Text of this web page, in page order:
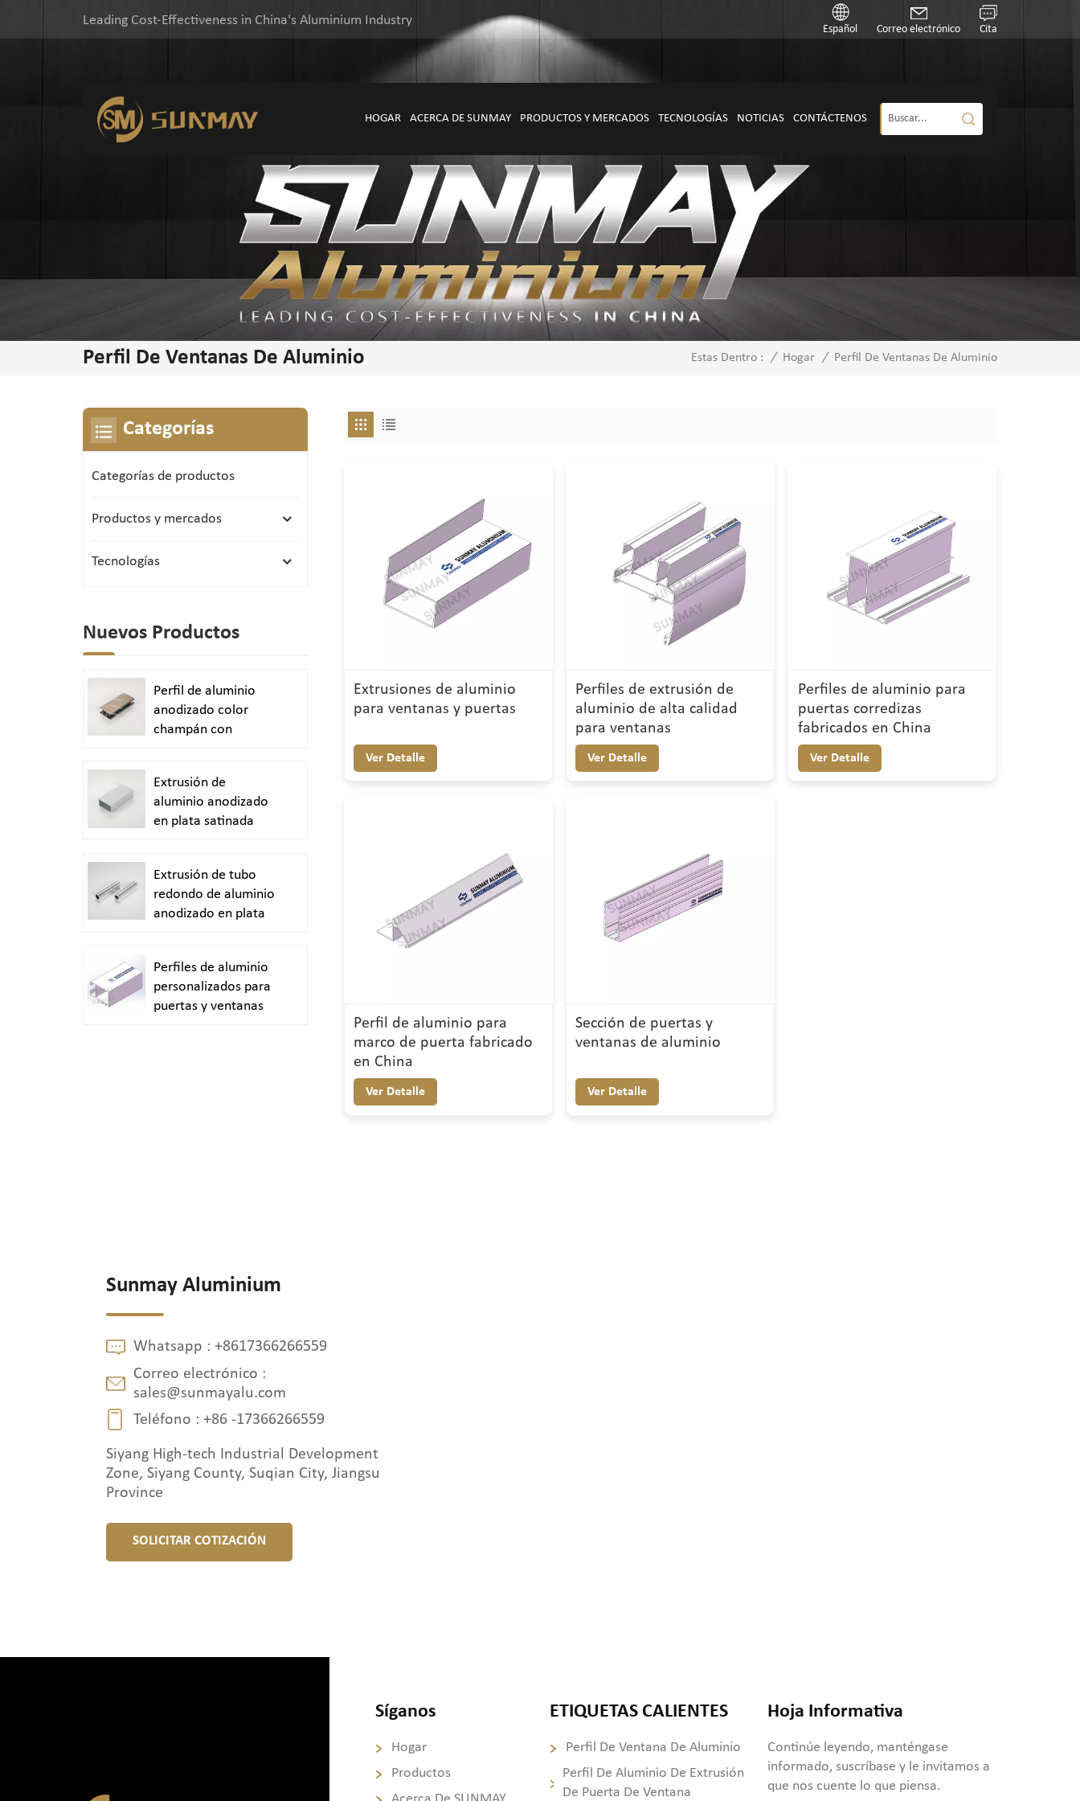
Leading Cost-Effectiveness in China's Aluminium Industry
Español Correo electrónico Cita
HOGAR ACERCA DE SUNMAY PRODUCTOS Y MERCADOS TECNOLOGÍAS NOTICIAS CONTÁCTENOS
Perfil De Ventanas De Aluminio Estas Dentro : / Hogar / Perfil De Ventanas De Aluminio
Extrusiones de aluminio
para ventanas y puertas
Ver Detalle
Perfiles de extrusión de
aluminio de alta calidad
para ventanas
Ver Detalle
Perfiles de aluminio para
puertas corredizas
fabricados en China
Ver Detalle
Perfil de aluminio para
marco de puerta fabricado
en China
Ver Detalle
Sección de puertas y
ventanas de aluminio
Ver Detalle
Categorías
Categorías de productos
Productos y mercados
Tecnologías
Nuevos Productos
Perfil de aluminio
anodizado color
champán con
Extrusión de
aluminio anodizado
en plata satinada
Extrusión de tubo
redondo de aluminio
anodizado en plata
Perfiles de aluminio
personalizados para
puertas y ventanas
Sunmay Aluminium
Whatsapp : +8617366266559
Correo electrónico :
sales@sunmayalu.com
Teléfono : +86 -17366266559
Siyang High-tech Industrial Development
Zone, Siyang County, Suqian City, Jiangsu
Province
SOLICITAR COTIZACIÓN
Síganos
Hogar
Productos
ETIQUETAS CALIENTES
Perfil De Ventana De Aluminio
Perfil De Aluminio De Extrusión
De Puerta De Ventana
Hoja Informativa
Continúe leyendo, manténgase
informado, suscríbase y le invitamos a
que nos cuente lo que piensa.